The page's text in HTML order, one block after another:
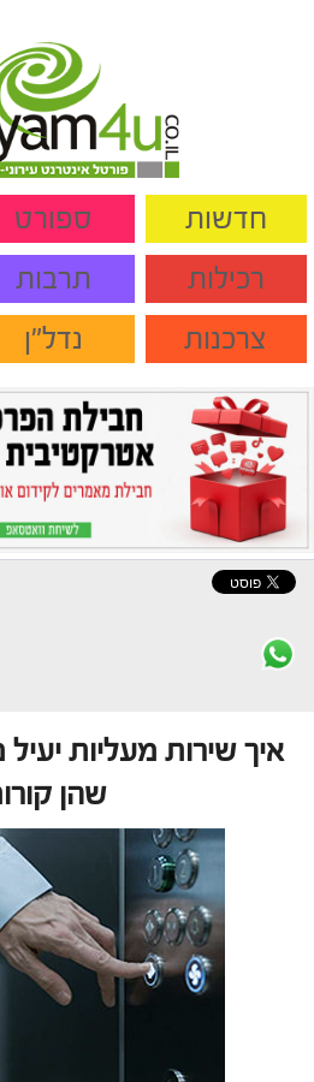
חדשות ספורט
רכילות
תרבות
צרכנות
נדל"ן
איך שירות מעליות
שהן